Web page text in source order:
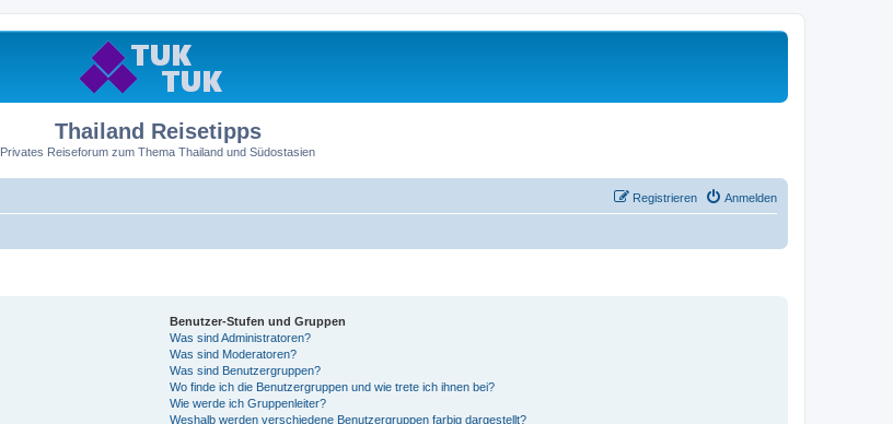
Thailand Reisetipps
Privates Reiseforum zum Thema Thailand und Südostasien
Anmelden
Registrieren
Benutzer-Stufen und Gruppen
Was sind Administratoren?
Was sind Moderatoren?
Was sind Benutzergruppen?
Wo finde ich die Benutzergruppen und wie trete ich ihnen bei?
Wie werde ich Gruppenleiter?
Weshalb werden verschiedene Benutzergruppen farbig dargestellt?